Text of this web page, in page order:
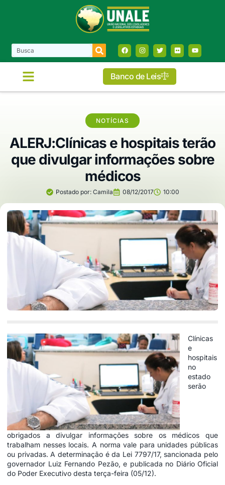
Banco de Leis
NOTÍCIAS
ALERJ:Clínicas e hospitais terão
que divulgar informações sobre
médicos
Postado por:Camila 08/12/2017 10:00
Clínicas
e
hospitais
no
estado
serão
obrigados a divulgar informações sobre os médicos que
trabalham nesses locais. A norma vale para unidades públicas
ou privadas. A determinação é da Lei 7797/17, sancionada pelo
governador Luiz Fernando Pezão, e publicada no Diário Oficial
do Poder Executivo desta terça-feira (05/12).